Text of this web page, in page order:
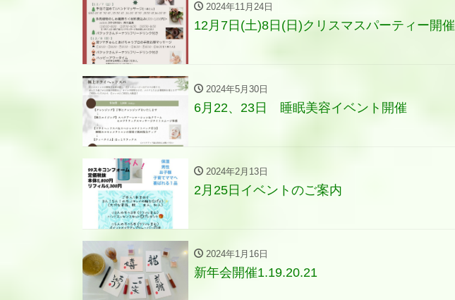
2024年11月24日
12月7日(土)8日(日)クリスマスパーティー開催
2024年5月30日
6月22、23日 睡眠美容イベント開催
2024年2月13日
2月25日イベントのご案内
2024年1月16日
新年会開催1.19.20.21